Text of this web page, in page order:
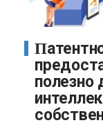
Патентное бюро: какие услуги